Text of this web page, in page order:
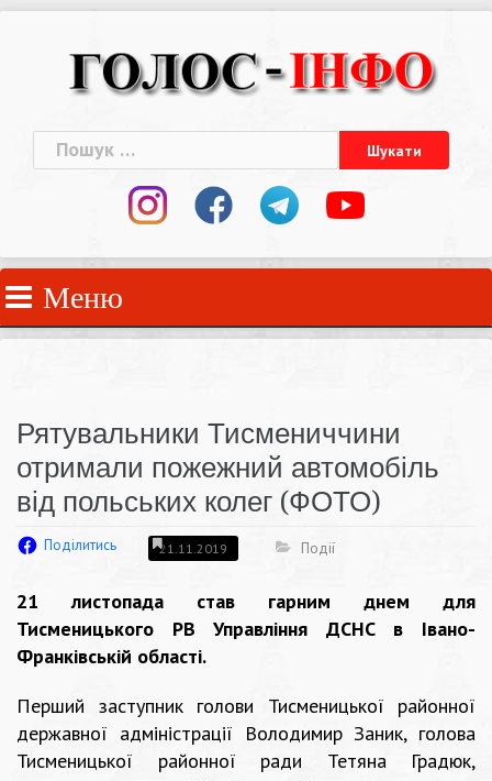
Пошук:
Меню
Рятувальники Тисмениччини
отримали пожежний автомобіль
від польських колег (ФОТО)
Поділитись 21.11.2019 Події
21 листопада став гарним днем для
Тисменицького РВ Управління ДСНС в Івано-
Франківській області.
Перший заступник голови Тисменицької районної
державної адміністрації Володимир Заник, голова
Тисменицької районної ради Тетяна Градюк,